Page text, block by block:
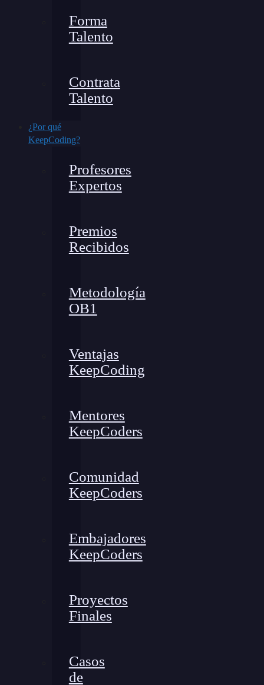
Forma
Talento
Contrata
Talento
¿Por qué
KeepCoding?
Profesores
Expertos
Premios
Recibidos
Metodología
OB1
Ventajas
KeepCoding
Mentores
KeepCoders
Comunidad
KeepCoders
Embajadores
KeepCoders
Proyectos
Finales
Casos
de